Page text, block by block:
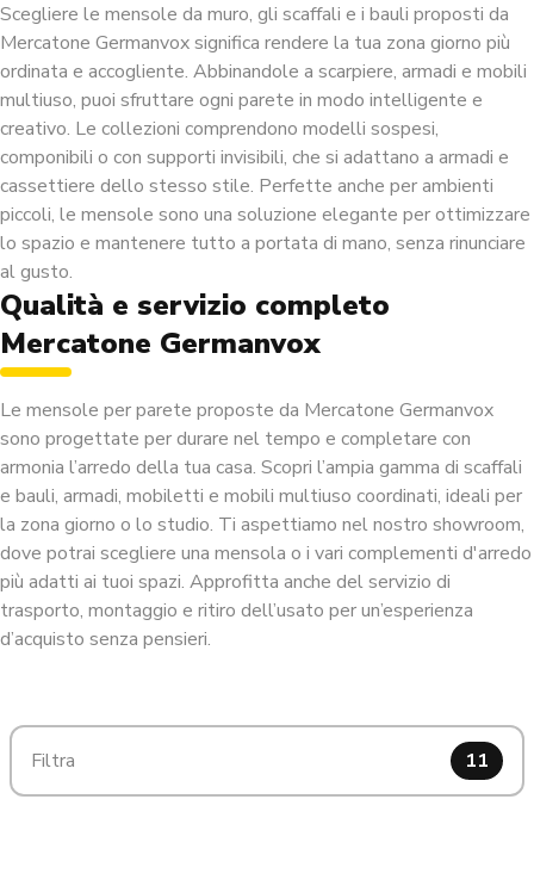
Scegliere le mensole da muro, gli scaffali e i bauli proposti da
Mercatone Germanvox significa rendere la tua zona giorno più
ordinata e accogliente. Abbinandole a scarpiere, armadi e mobili
multiuso, puoi sfruttare ogni parete in modo intelligente e
creativo. Le collezioni comprendono modelli sospesi,
componibili o con supporti invisibili, che si adattano a armadi e
cassettiere dello stesso stile. Perfette anche per ambienti
piccoli, le mensole sono una soluzione elegante per ottimizzare
lo spazio e mantenere tutto a portata di mano, senza rinunciare
al gusto.
Qualità e servizio completo
Mercatone Germanvox
Le mensole per parete proposte da Mercatone Germanvox
sono progettate per durare nel tempo e completare con
armonia l’arredo della tua casa. Scopri l’ampia gamma di scaffali
e bauli, armadi, mobiletti e mobili multiuso coordinati, ideali per
la zona giorno o lo studio. Ti aspettiamo nel nostro showroom,
dove potrai scegliere una mensola o i vari complementi d'arredo
più adatti ai tuoi spazi. Approfitta anche del servizio di
trasporto, montaggio e ritiro dell’usato per un’esperienza
d’acquisto senza pensieri.
Filtra 11